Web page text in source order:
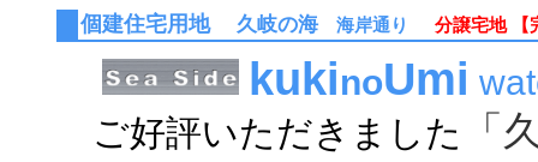
個建住宅用地 久岐の海海岸通り 分譲宅地 【
kukinoUmi
ご好評いただきました
「